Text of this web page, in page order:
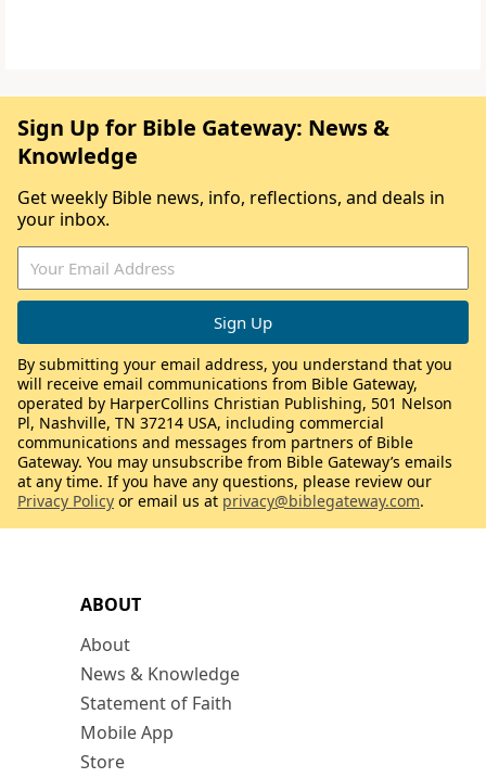
ABOUT
About
News & Knowledge
Statement of Faith
Mobile App
Store
Sign Up for Bible Gateway: News &
Knowledge
Get weekly Bible news, info, reflections, and deals in
your inbox.
By submitting your email address, you understand that you
will receive email communications from Bible Gateway,
operated by HarperCollins Christian Publishing, 501 Nelson
Pl, Nashville, TN 37214 USA, including commercial
communications and messages from partners of Bible
Gateway. You may unsubscribe from Bible Gateway’s emails
at any time. If you have any questions, please review our
Privacy Policy or email us at privacy@biblegateway.com.